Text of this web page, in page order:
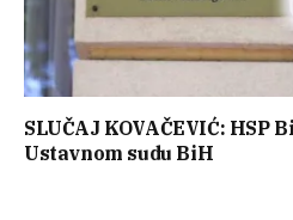
SLUČAJ KOVAČEVIĆ: HSP
Ustavnom sudu BiH